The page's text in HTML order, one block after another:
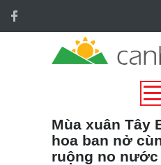
Mùa xuân Tây
hoa ban nở
ruộng no nước